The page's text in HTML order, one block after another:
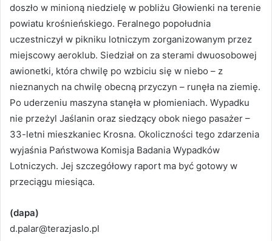
doszło w minioną niedzielę w pobliżu Głowienki na terenie
powiatu krośnieńskiego. Feralnego popołudnia
uczestniczył w pikniku lotniczym zorganizowanym przez
miejscowy aeroklub. Siedział on za sterami dwuosobowej
awionetki, która chwilę po wzbiciu się w niebo – z
nieznanych na chwilę obecną przyczyn – runęła na ziemię.
Po uderzeniu maszyna stanęła w płomieniach. Wypadku
nie przeżyl Jaślanin oraz siedzący obok niego pasażer –
33-letni mieszkaniec Krosna. Okoliczności tego zdarzenia
wyjaśnia Państwowa Komisja Badania Wypadków
Lotniczych. Jej szczegółowy raport ma być gotowy w
przeciągu miesiąca.
(dapa)
d.palar@terazjaslo.pl